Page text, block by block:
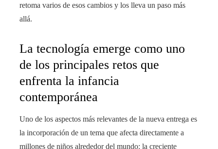
retoma varios de esos cambios y los lleva un paso más
allá.
La tecnología emerge como uno
de los principales retos que
enfrenta la infancia
contemporánea
Uno de los aspectos más relevantes de la nueva entrega es
la incorporación de un tema que afecta directamente a
millones de niños alrededor del mundo: la creciente